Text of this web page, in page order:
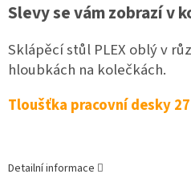
Slevy se vám zobrazí v
Sklápěcí stůl PLEX oblý v
hloubkách na kolečkách.
Tloušťka pracovní desky
Detailní informace